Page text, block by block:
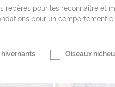
repères pour les reconnaître et
pour un comportement
hivernants Oiseaux